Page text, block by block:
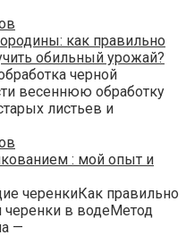
как правильно
обильный урожай?
черной
весеннюю обработку
листьев и
: мой опыт и
черенкиКак правильно
черенки в водеМетод
—